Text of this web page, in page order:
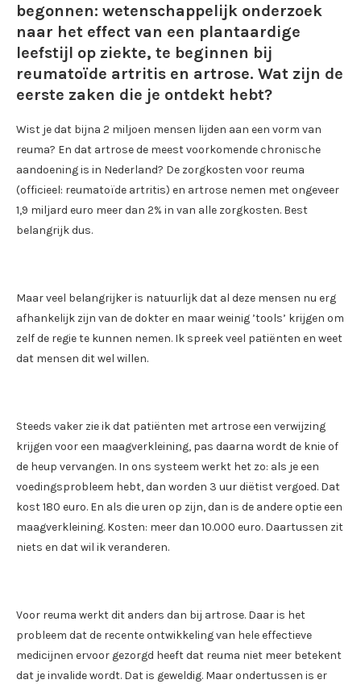
begonnen: wetenschappelijk onderzoek
naar het effect van een plantaardige
leefstijl op ziekte, te beginnen bij
reumatoïde artritis en artrose. Wat zijn de
eerste zaken die je ontdekt hebt?
Wist je dat bijna 2 miljoen mensen lijden aan een vorm van
reuma? En dat artrose de meest voorkomende chronische
aandoening is in Nederland? De zorgkosten voor reuma
(officieel: reumatoïde artritis) en artrose nemen met ongeveer
1,9 miljard euro meer dan 2% in van alle zorgkosten. Best
belangrijk dus.
Maar veel belangrijker is natuurlijk dat al deze mensen nu erg
afhankelijk zijn van de dokter en maar weinig ’tools’ krijgen om
zelf de regie te kunnen nemen. Ik spreek veel patiënten en weet
dat mensen dit wel willen.
Steeds vaker zie ik dat patiënten met artrose een verwijzing
krijgen voor een maagverkleining, pas daarna wordt de knie of
de heup vervangen. In ons systeem werkt het zo: als je een
voedingsprobleem hebt, dan worden 3 uur diëtist vergoed. Dat
kost 180 euro. En als die uren op zijn, dan is de andere optie een
maagverkleining. Kosten: meer dan 10.000 euro. Daartussen zit
niets en dat wil ik veranderen.
Voor reuma werkt dit anders dan bij artrose. Daar is het
probleem dat de recente ontwikkeling van hele effectieve
medicijnen ervoor gezorgd heeft dat reuma niet meer betekent
dat je invalide wordt. Dat is geweldig. Maar ondertussen is er